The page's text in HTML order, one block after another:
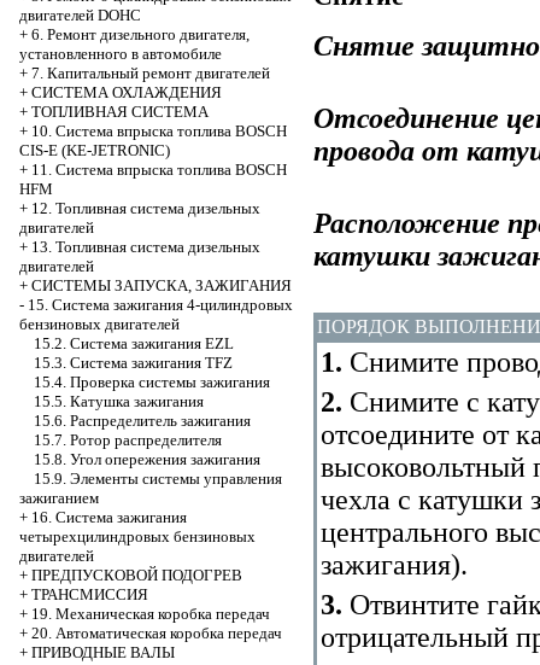
двигателей DOHC
+ 6. Ремонт дизельного двигателя,
установленного в автомобиле
+ 7. Капитальный ремонт двигателей
+ СИСТЕМА ОХЛАЖДЕНИЯ
+ ТОПЛИВНАЯ СИСТЕМА
+ 10. Система впрыска топлива BOSCH
CIS-E (KE-JETRONIC)
+ 11. Система впрыска топлива BOSCH
HFM
+ 12. Топливная система дизельных
двигателей
+ 13. Топливная система дизельных
двигателей
+ СИСТЕМЫ ЗАПУСКА, ЗАЖИГАНИЯ
- 15. Система зажигания 4-цилиндровых
бензиновых двигателей
15.2. Система зажигания EZL
15.3. Система зажигания TFZ
15.4. Проверка системы зажигания
15.5. Катушка зажигания
15.6. Распределитель зажигания
15.7. Ротор распределителя
15.8. Угол опережения зажигания
15.9. Элементы системы управления
зажиганием
+ 16. Система зажигания
четырехцилиндровых бензиновых
двигателей
+ ПРЕДПУСКОВОЙ ПОДОГРЕВ
+ ТРАНСМИССИЯ
+ 19. Механическая коробка передач
+ 20. Автоматическая коробка передач
+ ПРИВОДНЫЕ ВАЛЫ
Снятие
Отсоединение
провода от
Расположение
катушки
ПОРЯДОК
1. Снимите
2. Снимите с
отсоедините от
высоковольтный
чехла с катушки
центрального
зажигания).
3. Отвинтите
отрицательный